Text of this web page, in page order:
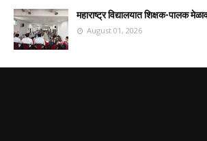
महाराष्ट्र विद्यालयात शिक्षक-पालक
August 01, 2026